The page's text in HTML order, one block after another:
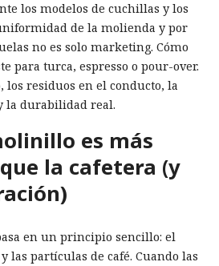
los modelos de cuchillas y los
de la molienda y por
no es solo marketing. Cómo
para turca, espresso o pour-over.
los residuos en el conducto, la
la durabilidad real.
es más
la cafetera (y
en un principio sencillo: el
las partículas de café. Cuando las